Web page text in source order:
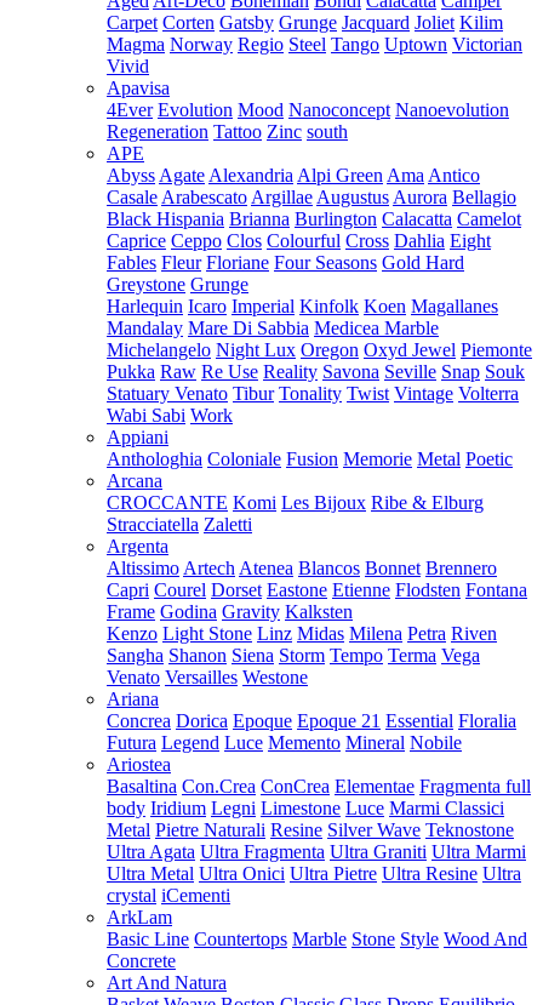
Carpet Corten Gatsby Grunge Jacquard Joliet Kilim
Magma Norway Regio Steel Tango Uptown Victorian
Vivid
Apavisa
4Ever Evolution Mood Nanoconcept Nanoevolution
Regeneration Tattoo Zinc south
APE
Abyss Agate Alexandria Alpi Green Ama Antico
Casale Arabescato Argillae Augustus Aurora Bellagio
Black Hispania Brianna Burlington Calacatta Camelot
Caprice Ceppo Clos Colourful Cross Dahlia Eight
Fables Fleur Floriane Four Seasons Gold Hard
Greystone Grunge
Harlequin Icaro Imperial Kinfolk Koen Magallanes
Mandalay Mare Di Sabbia Medicea Marble
Michelangelo Night Lux Oregon Oxyd Jewel Piemonte
Pukka Raw Re Use Reality Savona Seville Snap Souk
Statuary Venato Tibur Tonality Twist Vintage Volterra
Wabi Sabi Work
Appiani
Anthologhia Coloniale Fusion Memorie Metal Poetic
Arcana
CROCCANTE Komi Les Bijoux Ribe & Elburg
Stracciatella Zaletti
Argenta
Altissimo Artech Atenea Blancos Bonnet Brennero
Capri Courel Dorset Eastone Etienne Flodsten Fontana
Frame Godina Gravity Kalksten
Kenzo Light Stone Linz Midas Milena Petra Riven
Sangha Shanon Siena Storm Tempo Terma Vega
Venato Versailles Westone
Ariana
Concrea Dorica Epoque Epoque 21 Essential Floralia
Futura Legend Luce Memento Mineral Nobile
Ariostea
Basaltina Con.Crea ConCrea Elementae Fragmenta full
body Iridium Legni Limestone Luce Marmi Classici
Metal Pietre Naturali Resine Silver Wave Teknostone
Ultra Agata Ultra Fragmenta Ultra Graniti Ultra Marmi
Ultra Metal Ultra Onici Ultra Pietre Ultra Resine Ultra
crystal iCementi
ArkLam
Basic Line Countertops Marble Stone Style Wood And
Concrete
Art And Natura